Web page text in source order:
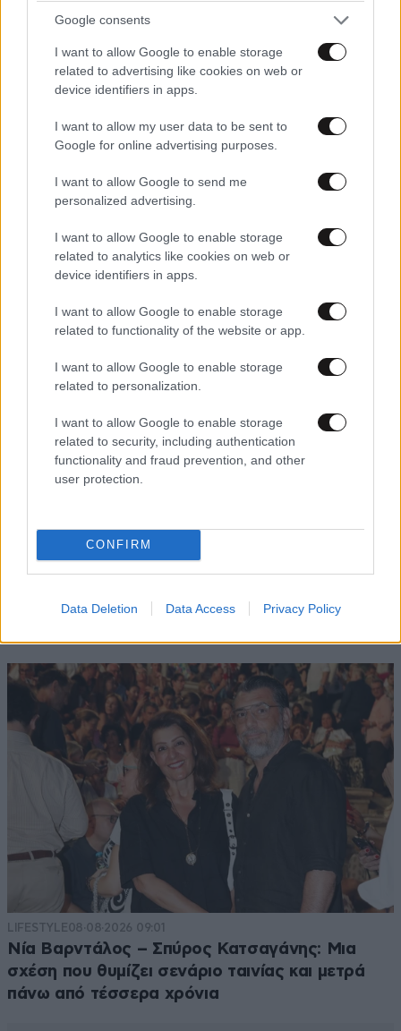
Google consents
I want to allow Google to enable storage
related to advertising like cookies on web or
device identifiers in apps.
I want to allow my user data to be sent to
Google for online advertising purposes.
I want to allow Google to send me
personalized advertising.
I want to allow Google to enable storage
related to analytics like cookies on web or
device identifiers in apps.
I want to allow Google to enable storage
related to functionality of the website or app.
I want to allow Google to enable storage
related to personalization.
I want to allow Google to enable storage
related to security, including authentication
functionality and fraud prevention, and other
user protection.
CONFIRM
Data Deletion Data Access Privacy Policy
κι η παπαδιά;;; 05·12·2024 17:14
...έχει κατανόηση... είναι καλό το παγκάρι... (σαν την
άλλη στη Β. Ελλάδα-του παπά που κυκλοφορεί
ντυμένος και βαμμένος γυναίκα...)
Απαντήστε
Διαψεύδει ο ιερέας....και συμπλήρωσε, μπορεί να μην
ξέρω γιατί την έδειρα αυτή όμως σίγουρα ξέρει , το
λέει και η βίβλος " το ξύλο βγήκε από τον παράδεισο
Απαντήστε
LIFESTYLE08·08·2026 09:01
Νία Βαρντάλος – Σπύρος Κατσαγάνης: Μια
σχέση που θυμίζει σενάριο ταινίας και μετρά
πάνω από τέσσερα χρόνια